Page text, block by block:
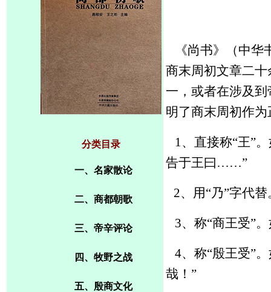
分类目录
一、名家散论
二、商都朝歌
三、帝辛评论
四、牧野之战
五、殷商文化
《尚书》（中华
商末周初文章二
一，或者在涉及
明了商末周初作
1、 直接称“王”
告于王曰……”
2、用“乃”字代
3、称“商王受”
4、称“殷王受”
哉！”